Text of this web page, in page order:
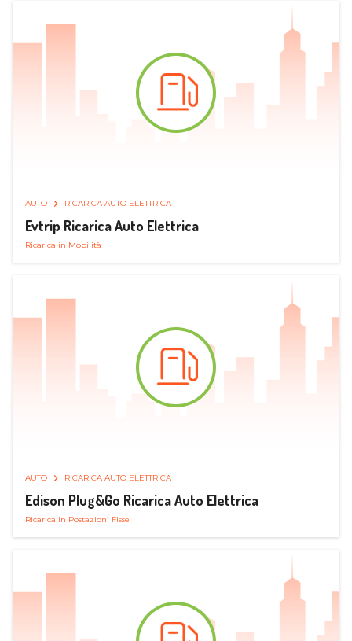
AUTO RICARICA AUTO ELETTRICA
Evtrip Ricarica Auto Elettrica
Ricarica in Mobilità
AUTO RICARICA AUTO ELETTRICA
Edison Plug&Go Ricarica Auto Elettrica
Ricarica in Postazioni Fisse